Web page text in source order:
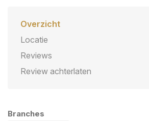
Overzicht
Locatie
Reviews
Review achterlaten
Branches